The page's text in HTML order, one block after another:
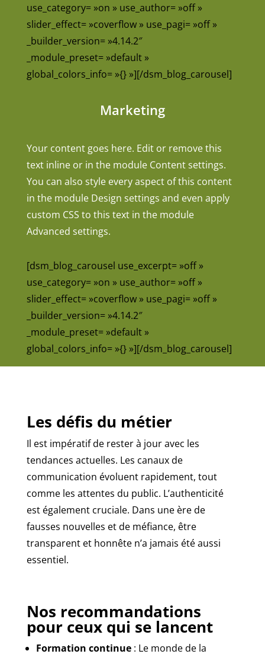
use_category= »on » use_author= »off »
slider_effect= »coverflow » use_pagi= »off »
_builder_version= »4.14.2″
_module_preset= »default »
global_colors_info= »{} »][/dsm_blog_carousel]
Marketing
Your content goes here. Edit or remove this
text inline or in the module Content settings.
You can also style every aspect of this content
in the module Design settings and even apply
custom CSS to this text in the module
Advanced settings.
[dsm_blog_carousel use_excerpt= »off »
use_category= »on » use_author= »off »
slider_effect= »coverflow » use_pagi= »off »
_builder_version= »4.14.2″
_module_preset= »default »
global_colors_info= »{} »][/dsm_blog_carousel]
Les défis du métier
Il est impératif de rester à jour avec les
tendances actuelles. Les canaux de
communication évoluent rapidement, tout
comme les attentes du public. L’authenticité
est également cruciale. Dans une ère de
fausses nouvelles et de méfiance, être
transparent et honnête n’a jamais été aussi
essentiel.
Nos recommandations
pour ceux qui se lancent
Formation continue: Le monde de la